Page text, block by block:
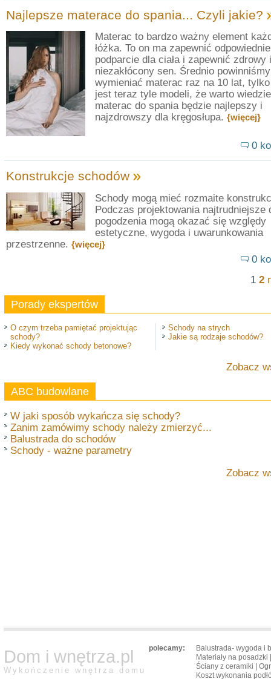
Najlepsze materace do spania... Czyli jakie?
Materac to bardzo ważny element
łóżka. To on ma zapewnić odpowiednie
podparcie dla ciała i zapewnić zdrowy i
niezakłócony sen. Średnio powinniśmy
wymieniać materac raz na 10 lat,
jest teraz tyle modeli, że warto
materac do spania będzie najlepszy i
najzdrowszy dla kręgosłupa. {więcej}
0
Konstrukcje schodów
Schody mogą mieć rozmaite
Podczas projektowania najtrudniejsze
pogodzenia mogą okazać się względy
estetyczne, wygoda i uwarunkowania
przestrzenne. {więcej}
0
1 2
Porady ekspertów
O czym trzeba pamiętać projektując
schody?
Kiedy wykonać schody betonowe?
Schody na strych
Jakie są rodzaje schodów?
Zobacz
ABC budowlane
W jaki sposób wykańcza się schody?
Zanim zamówimy schody należy zmierzyć...
Balustrada do schodów
Schody - ważne parametry
Zobacz
Dom i wnętrza.pl
Wykończenie wnętrza domu
polecamy:
Balustrada- wygoda i
Materiały na posadzki
Ściany z ceramiki
Koszt wykonania